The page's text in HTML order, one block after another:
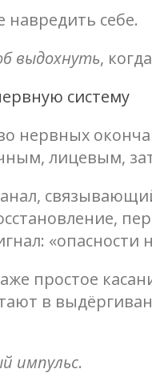
себе.
выдохнуть,
систему
нервных
лицевым,
«опасности
простое
в
импульс.